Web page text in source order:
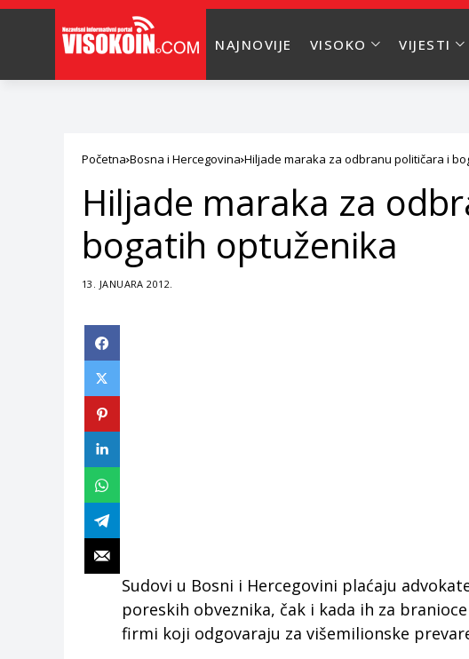
NAJNOVIJE VISOKO VIJESTI
Početna Bosna i Hercegovina Hiljade maraka za odbranu političara i
Hiljade maraka za
bogatih optuženika
13. JANUARA 2012.
Sudovi u Bosni i Hercegovini plaćaju
poreskih obveznika, čak i kada ih za
firmi koji odgovaraju za višemilionske